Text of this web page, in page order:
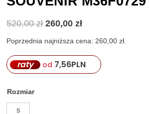
520,00zł Pierwotna
wynosiła:
260,00 złAktualna
wynosi:
Poprzednia najniższa cena: 260,00 zł.
raty od 7,56PLN
Rozmiar
S